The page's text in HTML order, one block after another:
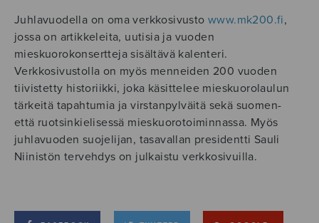
Juhlavuodella on oma verkkosivusto www.mk200.fi,
jossa on artikkeleita, uutisia ja vuoden
mieskuorokonsertteja sisältävä kalenteri.
Verkkosivustolla on myös menneiden 200 vuoden
tiivistetty historiikki, joka käsittelee mieskuorolaulun
tärkeitä tapahtumia ja virstanpylväitä sekä suomen-
että ruotsinkielisessä mieskuorotoiminnassa. Myös
juhlavuoden suojelijan, tasavallan presidentti Sauli
Niinistön tervehdys on julkaistu verkkosivuilla.